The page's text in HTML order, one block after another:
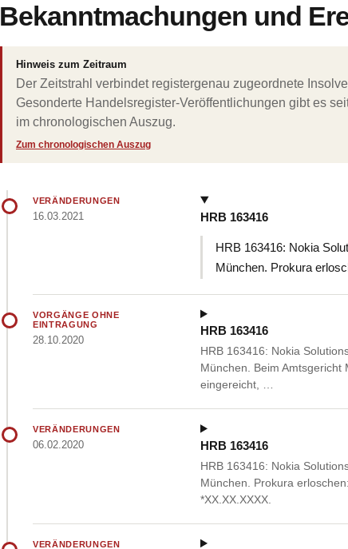
Bekanntmachungen und
Hinweis zum Zeitraum
Der Zeitstrahl verbindet registergenau zugeordnete
Gesonderte Handelsregister-Veröffentlichungen gibt es
im chronologischen Auszug.
Zum chronologischen Auszug
VERÄNDERUNGEN
16.03.2021 HRB 163416
HRB 163416: Nokia
München. Prokura
VORGÄNGE OHNE
EINTRAGUNG
28.10.2020
HRB 163416
HRB 163416: Nokia
München. Beim
eingereicht, …
VERÄNDERUNGEN
06.02.2020 HRB 163416
HRB 163416: Nokia
München. Prokura
*XX.XX.XXXX.
VERÄNDERUNGEN